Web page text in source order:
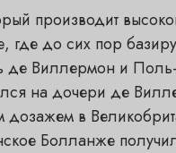
производит
до сих пор
де Виллермон и
на дочери де
в
Болланже